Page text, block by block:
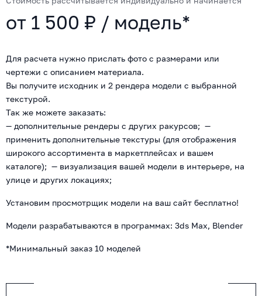
от 1 500 ₽ / модель*
Для расчета нужно прислать фото с размерами или
чертежи с описанием материала.
Вы получите исходник и 2 рендера модели с выбранной
текстурой.
Так же можете заказать:
— дополнительные рендеры с других ракурсов; —
применить дополнительные текстуры (для отображения
широкого ассортимента в маркетплейсах и вашем
каталоге); — визуализация вашей модели в интерьере, на
улице и других локациях;
Установим просмотрщик модели на ваш сайт бесплатно!
Модели разрабатываются в программах: 3ds Max, Blender
*Минимальный заказ 10 моделей